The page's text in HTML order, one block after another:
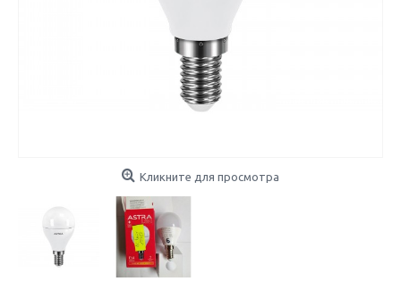
Кликните для просмотра